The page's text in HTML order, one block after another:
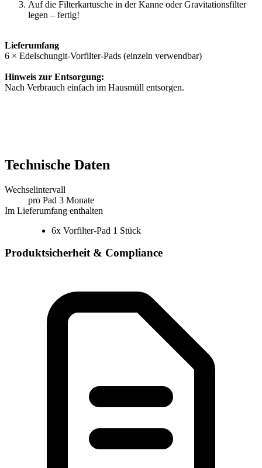
Auf die Filterkartusche in der Kanne oder Gravitationsfilter
legen – fertig!
Lieferumfang
6 × Edelschungit-Vorfilter-Pads (einzeln verwendbar)
Hinweis zur Entsorgung:
Nach Verbrauch einfach im Hausmüll entsorgen.
Technische Daten
Wechselintervall
pro Pad 3 Monate
Im Lieferumfang enthalten
6x Vorfilter-Pad 1 Stück
Produktsicherheit & Compliance